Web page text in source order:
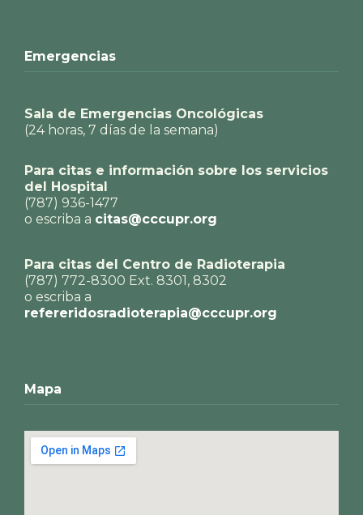
Emergencias
Sala de Emergencias Oncológicas
(24 horas, 7 días de la semana)
Para citas e información sobre los servicios
del Hospital
(787) 936-1477
o escriba a citas@cccupr.org
Para citas del Centro de Radioterapia
(787) 772-8300 Ext. 8301, 8302
o escriba a
refereridosradioterapia@cccupr.org
Mapa